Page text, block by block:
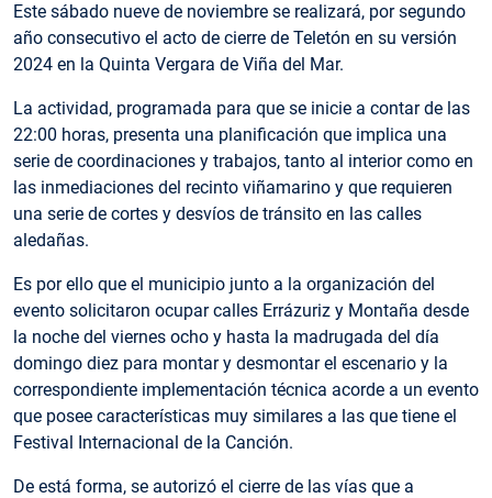
Este sábado nueve de noviembre se realizará, por segundo
año consecutivo el acto de cierre de Teletón en su versión
2024 en la Quinta Vergara de Viña del Mar.
La actividad, programada para que se inicie a contar de las
22:00 horas, presenta una planificación que implica una
serie de coordinaciones y trabajos, tanto al interior como en
las inmediaciones del recinto viñamarino y que requieren
una serie de cortes y desvíos de tránsito en las calles
aledañas.
Es por ello que el municipio junto a la organización del
evento solicitaron ocupar calles Errázuriz y Montaña desde
la noche del viernes ocho y hasta la madrugada del día
domingo diez para montar y desmontar el escenario y la
correspondiente implementación técnica acorde a un evento
que posee características muy similares a las que tiene el
Festival Internacional de la Canción.
De está forma, se autorizó el cierre de las vías que a